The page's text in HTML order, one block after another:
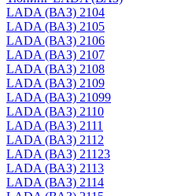
LADA (ВАЗ) 2104
LADA (ВАЗ) 2105
LADA (ВАЗ) 2106
LADA (ВАЗ) 2107
LADA (ВАЗ) 2108
LADA (ВАЗ) 2109
LADA (ВАЗ) 21099
LADA (ВАЗ) 2110
LADA (ВАЗ) 2111
LADA (ВАЗ) 2112
LADA (ВАЗ) 21123
LADA (ВАЗ) 2113
LADA (ВАЗ) 2114